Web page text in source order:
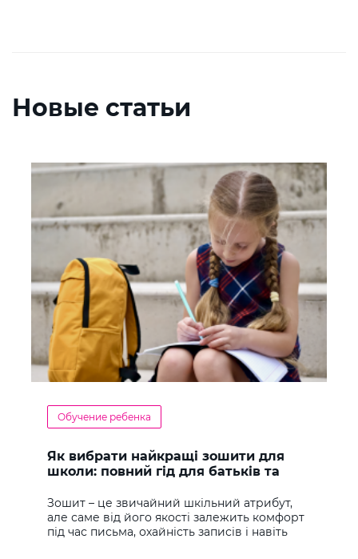
Новые статьи
Обучение ребенка
Як вибрати найкращі зошити для
школи: повний гід для батьків та
Зошит – це звичайний шкільний атрибут,
але саме від його якості залежить комфорт
під час письма, охайність записів і навіть